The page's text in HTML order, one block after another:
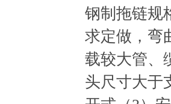
钢制拖链规
求定做，弯
载较大管、
头尺寸大于